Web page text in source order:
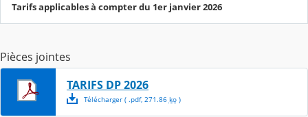
Tarifs applicables à compter du 1er janvier 2026
Pièces jointes
TARIFS DP 2026
Télécharger( .pdf, 271.86 ko)